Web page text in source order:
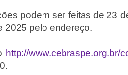
podem ser feitas de 23
2025 pelo endereço.
http://www.cebraspe.org.br/